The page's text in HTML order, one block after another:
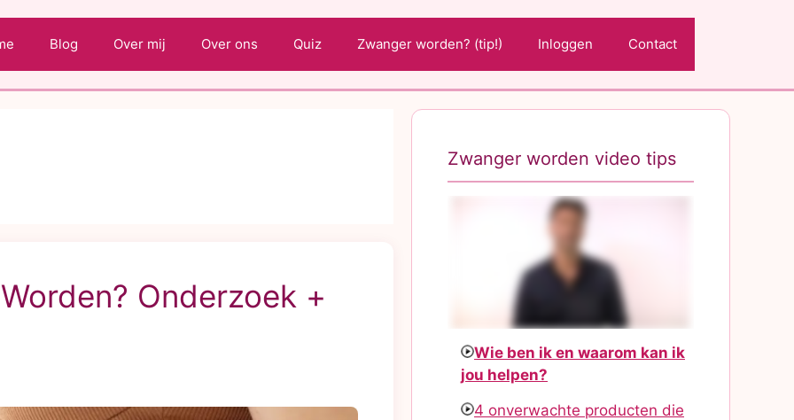
Blog Over mij Over ons Quiz Zwanger worden? (tip!) Inloggen Contact
Onderzoek +
Zwanger worden video tips
Wie ben ik en waarom kan ik
jou helpen?
4 onverwachte producten die